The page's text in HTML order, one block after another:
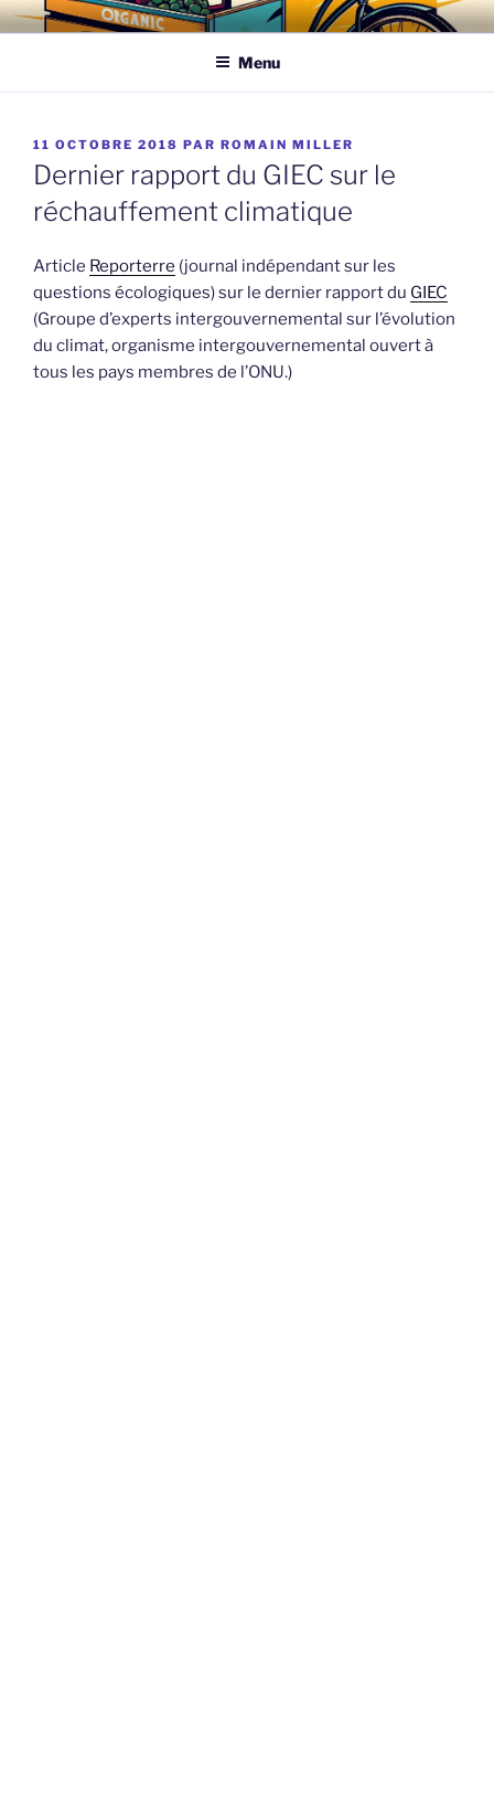
Aller
au
principal
EAU DE VIGNE
vins à caractère écologique
Menu
PUBLIÉ
LE
11 OCTOBRE 2018 PAR ROMAIN MILLER
Dernier rapport du GIEC sur le
réchauffement climatique
Article Reporterre (journal indépendant sur les
questions écologiques) sur le dernier rapport du GIEC
(Groupe d’experts intergouvernemental sur l’évolution
du climat, organisme intergouvernemental ouvert à
tous les pays membres de l’ONU.)